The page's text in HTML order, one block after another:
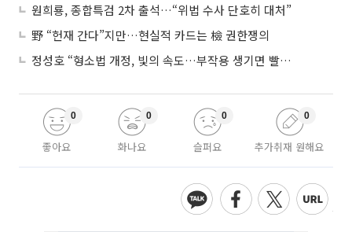
원희룡, 종합특검 2차 출석…“위법 수사 단호히 대처”
野 “헌재 간다”지만…현실적 카드는 檢 권한쟁의
정성호 “형소법 개정, 빛의 속도…부작용 생기면 빨리 고쳐야”
좋아요
0
화나요
0
슬퍼요
0
추가취재 원해요
0